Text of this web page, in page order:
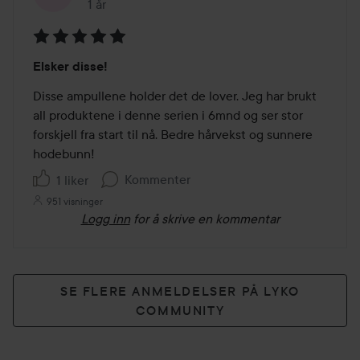
1 år
Innlegget ble opprettet 1 år
5
av
5
Elsker disse!
Disse ampullene holder det de lover. Jeg har brukt
all produktene i denne serien i 6mnd og ser stor
forskjell fra start til nå. Bedre hårvekst og sunnere
hodebunn!
1 liker
Kommenter
951 visninger
Logg inn for å skrive en kommentar
SE FLERE ANMELDELSER PÅ LYKO
COMMUNITY